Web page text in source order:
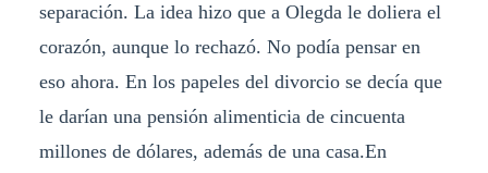
separación. La idea hizo que a Olegda le doliera el
corazón, aunque lo rechazó. No podía pensar en
eso ahora. En los papeles del divorcio se decía que
le darían una pensión alimenticia de cincuenta
millones de dólares, además de una casa.En